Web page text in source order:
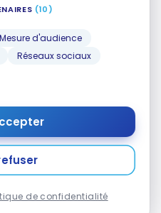
(10)
Mesure d'audience
Réseaux sociaux
de confidentialité
contrôles de sécurité